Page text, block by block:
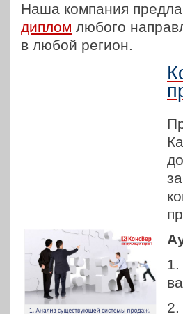
Наша компания
диплом любого
в любой регион.
2.